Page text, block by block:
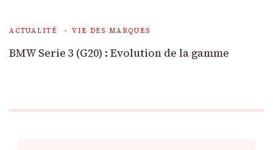
ACTUALITÉ VIE DES MARQUES
BMW Serie 3 (G20) : Evolution de la gamme